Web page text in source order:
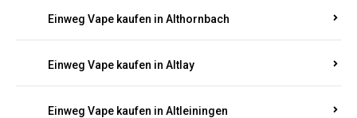
Einweg Vape kaufen in Althornbach
Einweg Vape kaufen in Altlay
Einweg Vape kaufen in Altleiningen